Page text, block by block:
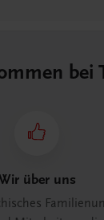
bei
über uns